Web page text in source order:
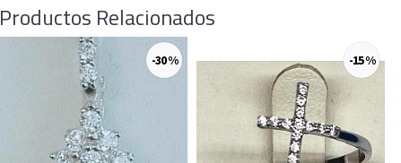
Productos Relacionados
-30 % -15 %